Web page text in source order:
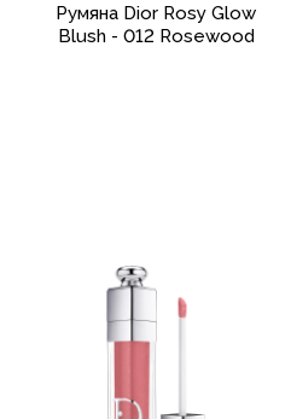
Румяна Dior Rosy Glow
Blush - 012 Rosewood